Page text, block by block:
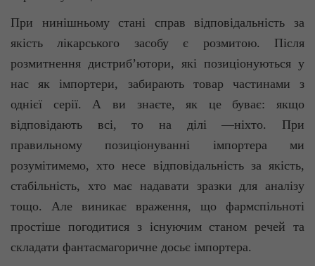
При нинішньому стані справ відповідальність за
якість лікарського засобу є розмитою. Після
розмитнення дистриб’ютори, які позиціонуються у
нас як імпортери, забирають товар частинами з
однієї серії. А ви знаєте, як це буває: якщо
відповідають всі, то на ділі —ніхто. При
правильному позиціонуванні імпортера ми
розумітимемо, хто несе відповідальність за якість,
стабільність, хто має надавати зразки для аналізу
тощо. Але виникає враження, що фармспільноті
простіше погодитися з існуючим станом речей та
складати фантасмагоричне досьє імпортера.